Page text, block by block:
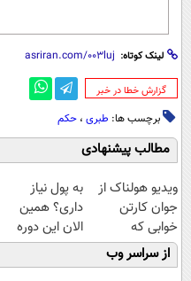
لینک کوتاه:
‌گزارش خطا در خبر
برچسب ها: طبری ، حکم
مطالب پیشنهادی
ویدیو هولناک از
جوان کارتن
خوابی که
میلیاردر شد.
آموزش رایگان
به پول نیاز
داری؟ همین
الان این دوره
رایگان رو شرکت
کن تا دیر نشده!
از سراسر وب